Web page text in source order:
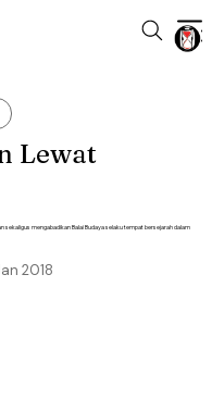
Lewat
sekaligus mengabadikan Balai Budaya selaku tempat bersejarah dalam
2018